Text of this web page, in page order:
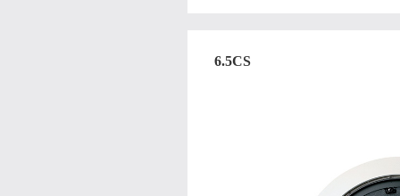
6.5CS